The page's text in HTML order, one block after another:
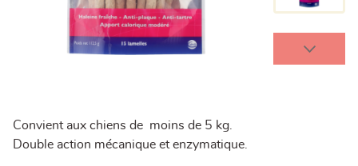
Convient aux chiens de moins de 5 kg.
Double action mécanique et enzymatique.